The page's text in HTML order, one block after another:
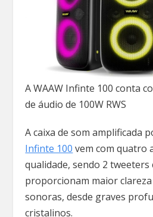
A WAAW Infinte 100 conta
de áudio de 100W RWS
A caixa de som amplificada
Infinte 100 vem com quatro
qualidade, sendo 2
proporcionam maior
sonoras, desde graves
cristalinos.